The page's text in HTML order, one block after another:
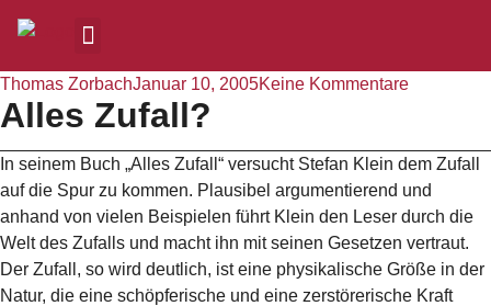
Thomas ZorbachJanuar 10, 2005Keine Kommentare
Alles Zufall?
In seinem Buch „Alles Zufall“ versucht Stefan Klein dem Zufall
auf die Spur zu kommen. Plausibel argumentierend und
anhand von vielen Beispielen führt Klein den Leser durch die
Welt des Zufalls und macht ihn mit seinen Gesetzen vertraut.
Der Zufall, so wird deutlich, ist eine physikalische Größe in der
Natur, die eine schöpferische und eine zerstörerische Kraft